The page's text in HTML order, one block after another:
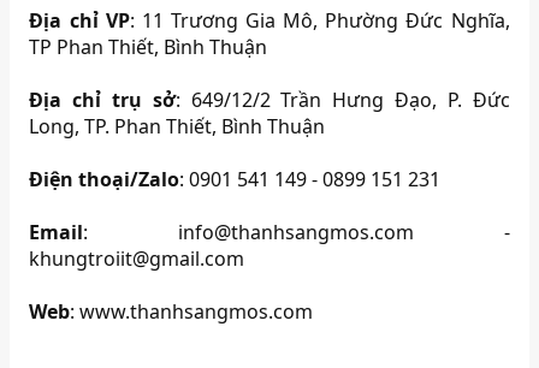
Địa chỉ VP: 11 Trương Gia Mô, Phường Đức Nghĩa,
TP Phan Thiết, Bình Thuận
Địa chỉ trụ sở: 649/12/2 Trần Hưng Đạo, P. Đức
Long, TP. Phan Thiết, Bình Thuận
Điện thoại/Zalo: 0901 541 149 - 0899 151 231
Email: info@thanhsangmos.com -
khungtroiit@gmail.com
Web: www.thanhsangmos.com